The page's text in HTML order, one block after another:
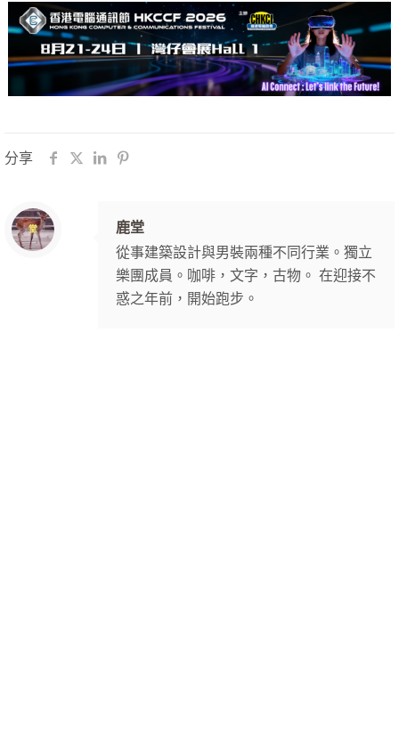
分享
鹿堂
從事建築設計與男裝兩種不同行業。獨立
樂團成員。咖啡，文字，古物。 在迎接不
惑之年前，開始跑步。